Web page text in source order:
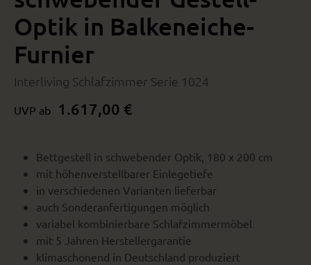
Optik in Balkeneiche-
Furnier
Interliving Schlafzimmer Serie 1024
UVP ab 1.617,00 €
Bettgestell in schwebender Optik, 180 x 200 cm
mit höhenverstellbarer Einlegetiefe
in verschiedenen Varianten lieferbar
auch Sonderanfertigungen möglich
variabel kombinierbare Schlafzimmermöbel
mit 5 Jahren Herstellergarantie
klimaschonend in Deutschland produziert